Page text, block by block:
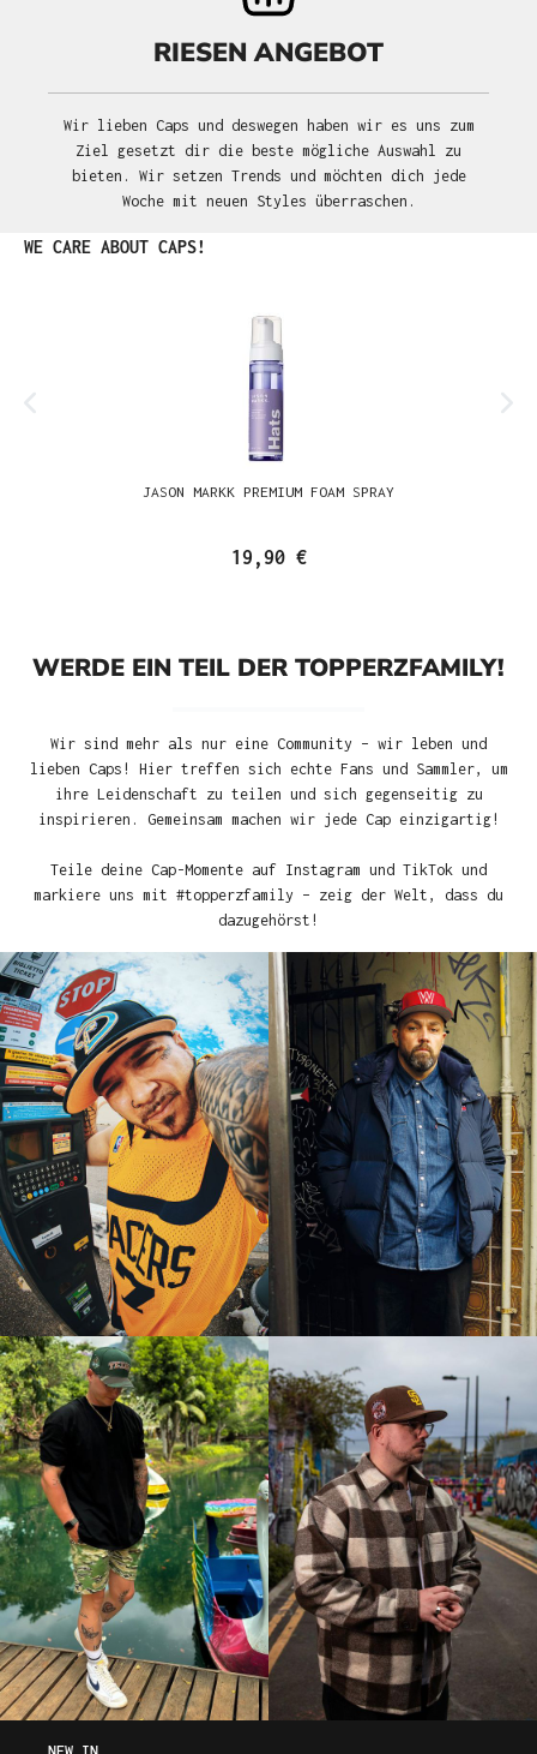
RIESEN ANGEBOT
Wir lieben Caps und deswegen haben wir es uns zum
Ziel gesetzt dir die beste mögliche Auswahl zu
bieten. Wir setzen Trends und möchten dich jede
Woche mit neuen Styles überraschen.
Produktgalerie überspringen
WE CARE ABOUT CAPS!
JASON MARKK PREMIUM FOAM SPRAY
19,90 €
WERDE EIN TEIL DER TOPPERZFAMILY!
Wir sind mehr als nur eine Community – wir leben und
lieben Caps! Hier treffen sich echte Fans und Sammler, um
ihre Leidenschaft zu teilen und sich gegenseitig zu
inspirieren. Gemeinsam machen wir jede Cap einzigartig!
Teile deine Cap-Momente auf Instagram und TikTok und
markiere uns mit #topperzfamily – zeig der Welt, dass du
dazugehörst!